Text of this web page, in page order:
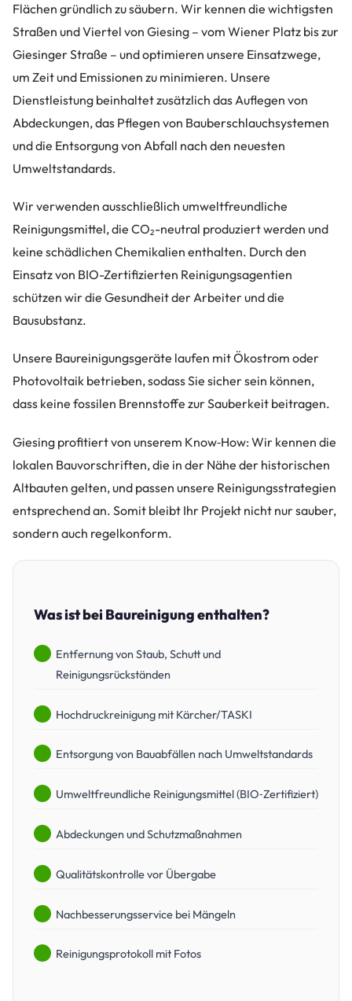
Flächen gründlich zu säubern. Wir kennen die wichtigsten
Straßen und Viertel von Giesing – vom Wiener Platz bis zur
Giesinger Straße – und optimieren unsere Einsatzwege,
um Zeit und Emissionen zu minimieren. Unsere
Dienstleistung beinhaltet zusätzlich das Auflegen von
Abdeckungen, das Pflegen von Bauberschlauchsystemen
und die Entsorgung von Abfall nach den neuesten
Umweltstandards.
Wir verwenden ausschließlich umweltfreundliche
Reinigungsmittel, die CO₂-neutral produziert werden und
keine schädlichen Chemikalien enthalten. Durch den
Einsatz von BIO-Zertifizierten Reinigungsagentien
schützen wir die Gesundheit der Arbeiter und die
Bausubstanz.
Unsere Baureinigungsgeräte laufen mit Ökostrom oder
Photovoltaik betrieben, sodass Sie sicher sein können,
dass keine fossilen Brennstoffe zur Sauberkeit beitragen.
Giesing profitiert von unserem Know‑How: Wir kennen die
lokalen Bauvorschriften, die in der Nähe der historischen
Altbauten gelten, und passen unsere Reinigungsstrategien
entsprechend an. Somit bleibt Ihr Projekt nicht nur sauber,
sondern auch regelkonform.
Was ist bei Baureinigung enthalten?
Entfernung von Staub, Schutt und
Reinigungsrückständen
Hochdruckreinigung mit Kärcher/TASKI
Entsorgung von Bauabfällen nach Umweltstandards
Umweltfreundliche Reinigungsmittel (BIO‑Zertifiziert)
Abdeckungen und Schutzmaßnahmen
Qualitätskontrolle vor Übergabe
Nachbesserungsservice bei Mängeln
Reinigungsprotokoll mit Fotos